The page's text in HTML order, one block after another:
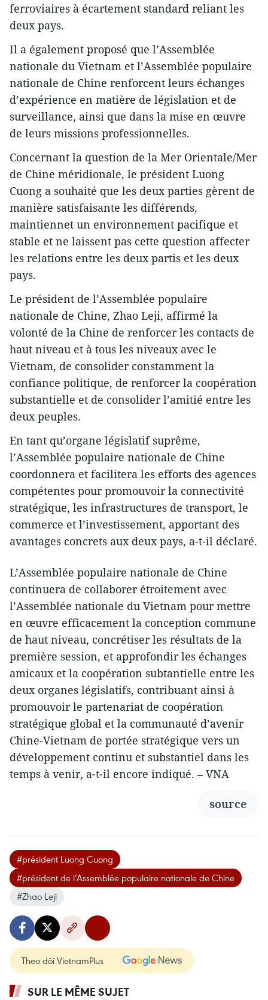
ferroviaires à écartement standard reliant les
deux pays.
Il a également proposé que l’Assemblée
nationale du Vietnam et l’Assemblée populaire
nationale de Chine renforcent leurs échanges
d’expérience en matière de législation et de
surveillance, ainsi que dans la mise en œuvre
de leurs missions professionnelles.
Concernant la question de la Mer Orientale/Mer
de Chine méridionale, le président Luong
Cuong a souhaité que les deux parties gèrent de
manière satisfaisante les différends,
maintiennet un environnement pacifique et
stable et ne laissent pas cette question affecter
les relations entre les deux partis et les deux
pays.
Le président de l’Assemblée populaire
nationale de Chine, Zhao Leji, affirmé la
volonté de la Chine de renforcer les contacts de
haut niveau et à tous les niveaux avec le
Vietnam, de consolider constamment la
confiance politique, de renforcer la coopération
substantielle et de consolider l’amitié entre les
deux peuples.
En tant qu’organe législatif suprême,
l’Assemblée populaire nationale de Chine
coordonnera et facilitera les efforts des agences
compétentes pour promouvoir la connectivité
stratégique, les infrastructures de transport, le
commerce et l’investissement, apportant des
avantages concrets aux deux pays, a-t-il déclaré.
L’Assemblée populaire nationale de Chine
continuera de collaborer étroitement avec
l’Assemblée nationale du Vietnam pour mettre
en œuvre efficacement la conception commune
de haut niveau, concrétiser les résultats de la
première session, et approfondir les échanges
amicaux et la coopération subtantielle entre les
deux organes législatifs, contribuant ainsi à
promouvoir le partenariat de coopération
stratégique global et la communauté d’avenir
Chine-Vietnam de portée stratégique vers un
développement continu et substantiel dans les
temps à venir, a-t-il encore indiqué. – VNA
source
#président Luong Cuong
#président de l’Assemblée populaire nationale de Chine
#Zhao Leji
Theo dõi VietnamPlus
SUR LE MÊME SUJET